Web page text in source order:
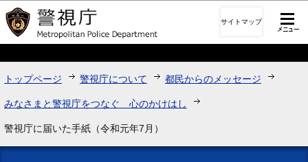
このページの本文へ移動
サイトマップ
トップページ 警視庁について 都民からのメッセージ
みなさまと警視庁をつなぐ 心のかけはし
警視庁に届いた手紙（令和元年7月）